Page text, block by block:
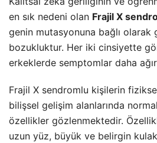
en sık nedeni olan Frajil X
genin mutasyonuna bağlı
bozukluktur. Her iki cinsiyette
erkeklerde semptomlar daha
Frajil X sendromlu kişilerin
bilişsel gelişim alanlarında
özellikler gözlenmektedir.
uzun yüz, büyük ve belirgin